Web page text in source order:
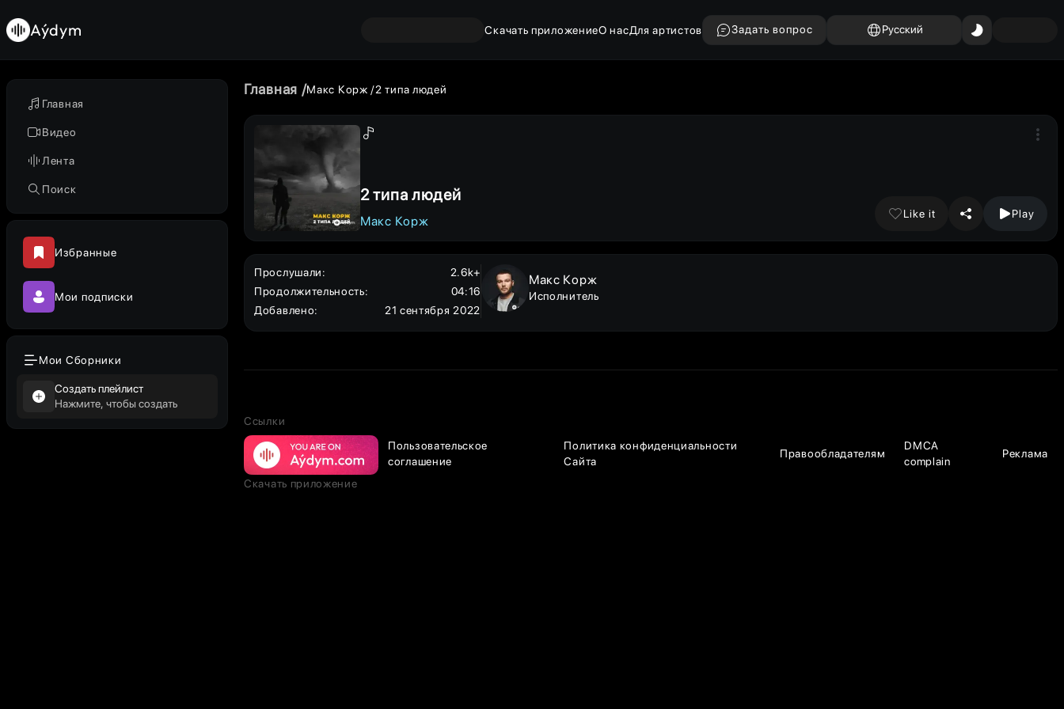
Главная
Видео
Лента
Поиск
Избранные
Мои подписки
Мои Сборники
Создать плейлист
Нажмите, чтобы создать
Aýdym Скачать приложениеО насДля артистов Задать вопрос Русский
Главная Макс Корж 2 типа людей
2 типа людей
Макс Корж
Like it Play
Прослушали:
2.6k+
Продолжительность:
04:16
Добавлено: 21 сентября 2022
Макс Корж
Исполнитель
Ссылки
Пользовательское
соглашение
Политика конфиденциальности
Сайта
Правообладателям
DMCA
complain
Реклама
Скачать приложение